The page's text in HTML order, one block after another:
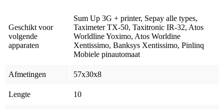
Geschikt voor
volgende
apparaten
Sum Up 3G + printer, Sepay alle types,
Taximeter TX-50, Taxitronic IR-32, Atos
Worldline Yoximo, Atos Worldine
Xentissimo, Banksys Xentissimo, Pinlinq
Mobiele pinautomaat
Afmetingen 57x30x8
Lengte 10